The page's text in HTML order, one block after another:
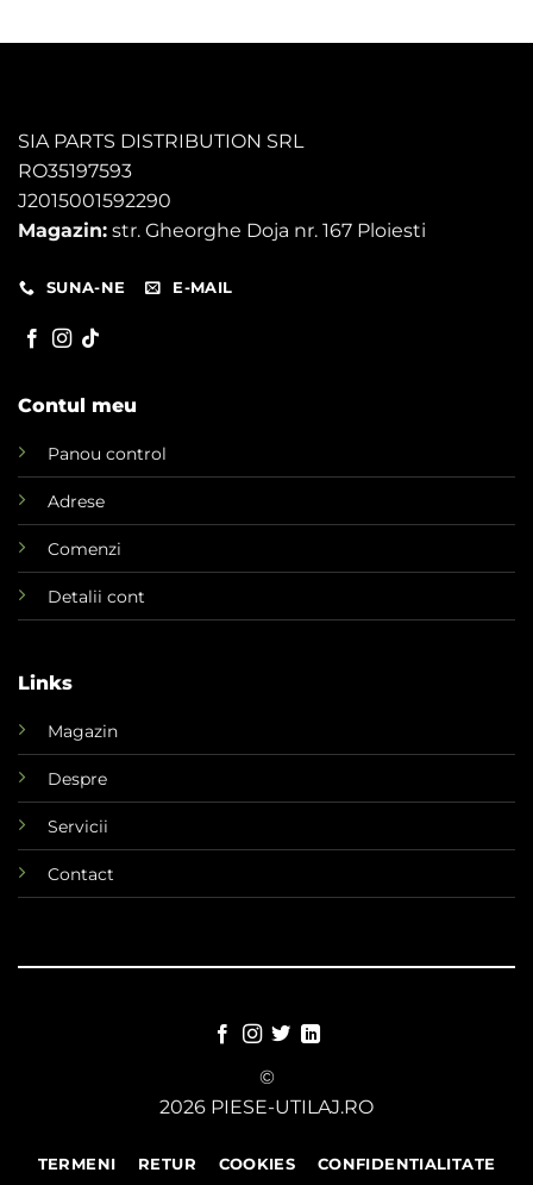
SIA PARTS DISTRIBUTION SRL
RO35197593
J2015001592290
Magazin: str. Gheorghe Doja nr. 167 Ploiesti
SUNA-NE E-MAIL
Contul meu
Panou control
Adrese
Comenzi
Detalii cont
Links
Magazin
Despre
Servicii
Contact
©
2026 PIESE-UTILAJ.RO
TERMENI RETUR COOKIES CONFIDENTIALITATE